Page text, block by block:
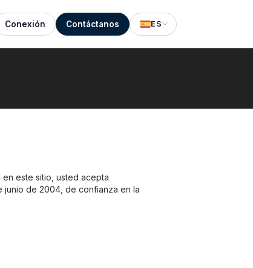
Conexión Contáctanos ES
este sitio, usted acepta
junio de 2004, de confianza en la